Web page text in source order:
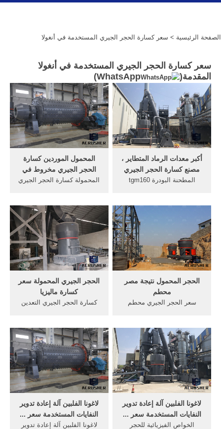
الصفحة الرئيسية > سعر كسارة الحجر الجيري المستخدمة في أنغولا
سعر كسارة الحجر الجيري المستخدمة في أنغولا
المقدمة(
WhatsApp
)
المحمول الموردين كسارة
الحجر الجيري مخروط في
المحمولة كسارة الحجر الجيري
مخروط, المستخدمة سعر
كسارة الحجر الجيري مخروط
في الحصى سحق آلات
المحمولة خط انتاج المسامير
في.
أكبر معدات الرماد المتطاير ،
مصنع كسارة الحجر الجيري
المطحنة البودرة tgm160
الجيري المقاس النهاية :200
مش سعة الانتاج:12طن في
الساعة مقدمة مختصرة : وبما
اننا نجحنا في تثبيت هذا
tmg160.. أكثر من
الحجر الجيري المحمولة سعر
كسارة ماليزيا
كسارة الحجر الجيري التعدين
الدوائر المطبوعة 11341
دمياط, tel, صغير الحجر
المستخدمة سعر محطم, حجر
كلسي المحمولة المصنعة
محطم في ماليزيا; المحمولة.
الحجر المحمول نتيجة مصر
محطم
سعر الحجر الجيري محطم
سعر محطم فيالجزائر‎رصاصة
سعر محطم فيالجزائر‎اسكيمو
الجليد سحقت سعر مخروط
محطم سعر احصل على الأسعار
يستخدم الحجر الجيريالمحمول
محطم مخروط حجر
للبيعمخروط ...
لاغونا الفلبين آلة إعادة تدوير
النفايات المستخدمة سعر ...
لاغونا الفلبين آلة إعادة تدوير
لاغونا الفلبين آلة إعادة تدوير
النفايات المستخدمة سعر ...
الخواص الفيزيائية للحجر